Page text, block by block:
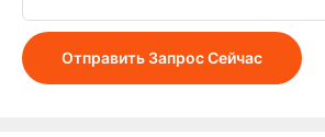
Отправить Запрос Сейчас